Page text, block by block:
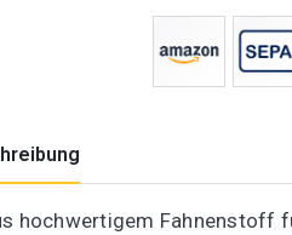
hochwertigem Fahnenstoff